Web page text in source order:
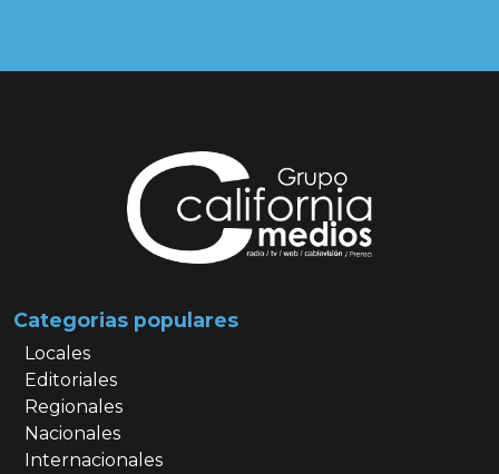
Categorias populares
Locales
Editoriales
Regionales
Nacionales
Internacionales